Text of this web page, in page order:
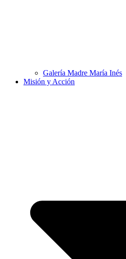
Galería Madre María Inés
Misión y Acción